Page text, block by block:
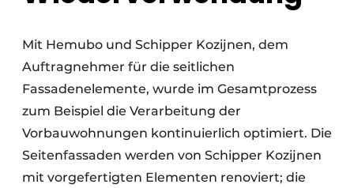
Mit Hemubo und Schipper Kozijnen, dem
Auftragnehmer für die seitlichen
Fassadenelemente, wurde im Gesamtprozess
zum Beispiel die Verarbeitung der
Vorbauwohnungen kontinuierlich optimiert. Die
Seitenfassaden werden von Schipper Kozijnen
mit vorgefertigten Elementen renoviert; die